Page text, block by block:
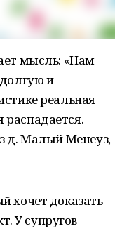
мысль: «Нам
и
реальная
д. Малый Менеуз,
хочет доказать
У супругов